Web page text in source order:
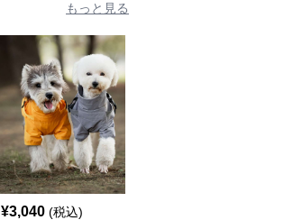
もっと見る
¥3,040 (税込)